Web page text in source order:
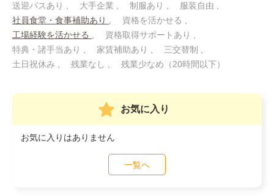
送迎バスあり
大手企業 制服あり
服装自由
社員食堂・食事補助あり
資格を活かせる
工場経験を活かせる
資格取得サポートあり
特典・諸手当あり
家賃補助あり
三交替制
土日祝休み
残業なし 残業少なめ（20時間以下）
お気に入り
お気に入りはありません
一覧へ